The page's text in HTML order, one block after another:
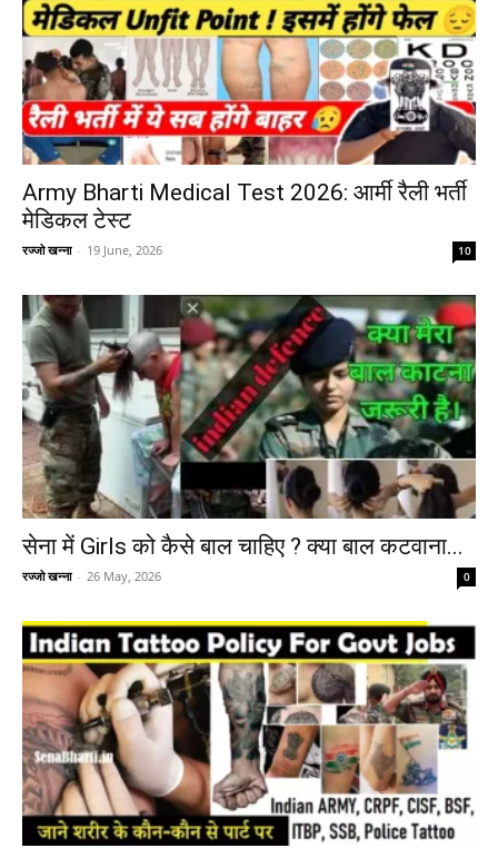
Army Bharti Medical Test 2026: आर्मी रैली भर्ती
मेडिकल टेस्ट
रज्जो खन्ना - 19 June, 2026 10
सेना में Girls को कैसे बाल चाहिए ? क्या बाल कटवाना...
रज्जो खन्ना - 26 May, 2026 0